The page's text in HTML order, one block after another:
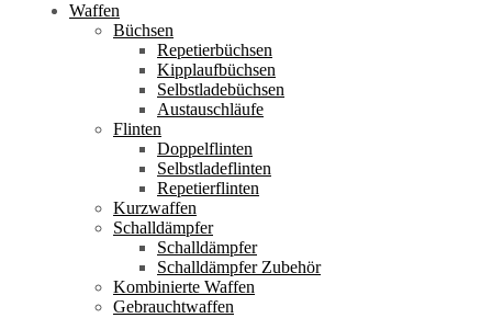
Waffen
Büchsen
Repetierbüchsen
Kipplaufbüchsen
Selbstladebüchsen
Austauschläufe
Flinten
Doppelflinten
Selbstladeflinten
Repetierflinten
Kurzwaffen
Schalldämpfer
Schalldämpfer
Schalldämpfer Zubehör
Kombinierte Waffen
Gebrauchtwaffen